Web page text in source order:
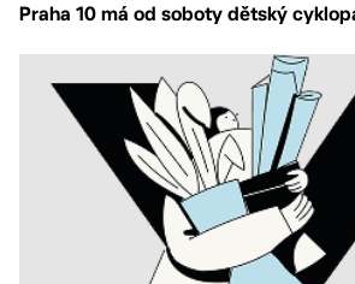
Praha 10 má od soboty dětský